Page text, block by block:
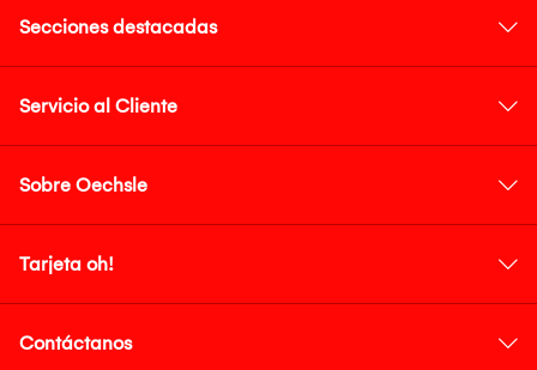
Secciones destacadas
Servicio al Cliente
Sobre Oechsle
Tarjeta oh!
Contáctanos